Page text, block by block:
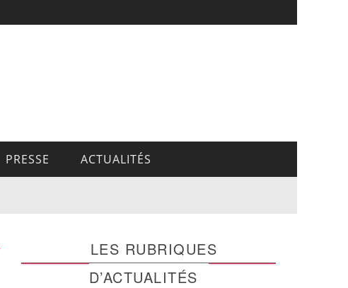
PRESSE ACTUALITÉS
LES RUBRIQUES
D’ACTUALITÉS